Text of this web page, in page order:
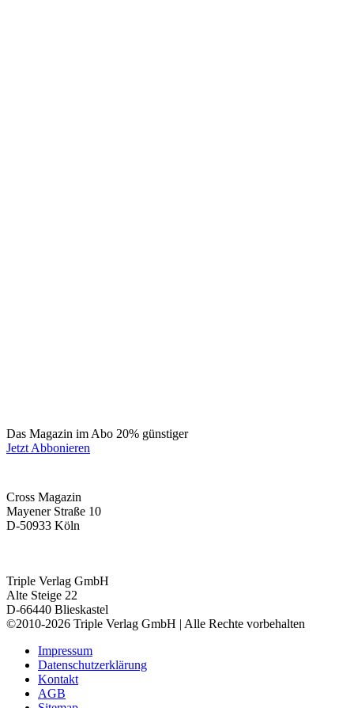
Das Magazin im Abo 20% günstiger
Jetzt Abbonieren
Cross Magazin
Mayener Straße 10
D-50933 Köln
Triple Verlag GmbH
Alte Steige 22
D-66440 Blieskastel
©2010-2026 Triple Verlag GmbH | Alle Rechte vorbehalten
Impressum
Datenschutzerklärung
Kontakt
AGB